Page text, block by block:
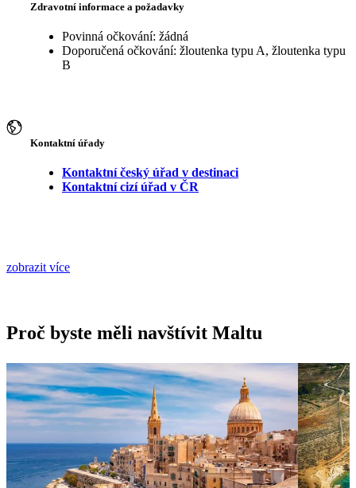
Zdravotní informace a požadavky
Povinná očkování: žádná
Doporučená očkování: žloutenka typu A, žloutenka typu
B
Kontaktní úřady
Kontaktní český úřad v destinaci
Kontaktní cizí úřad v ČR
zobrazit více
Proč byste měli navštívit Maltu